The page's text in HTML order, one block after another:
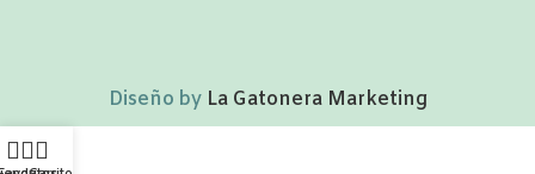
Diseño by La Gatonera Marketing